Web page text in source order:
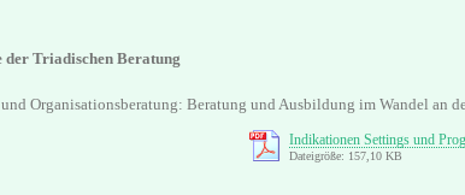
Triadischen Beratung
Organisationsberatung: Beratung und Ausbildung im Wandel an
Indikationen Settings und
Dateigröße: 157,10 KB